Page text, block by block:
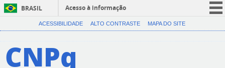
BRASIL
Acesso à informação
CORONAVÍRUS (COVID-19)
ACESSIBILIDADE ALTO CONTRASTE MAPA DO SITE
CNPq